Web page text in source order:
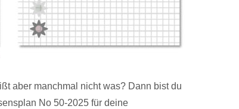
aber manchmal nicht was? Dann bist du
No 50-2025 für deine